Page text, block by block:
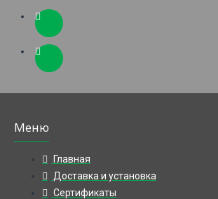
Меню
Главная
Доставка и установка
Сертификаты